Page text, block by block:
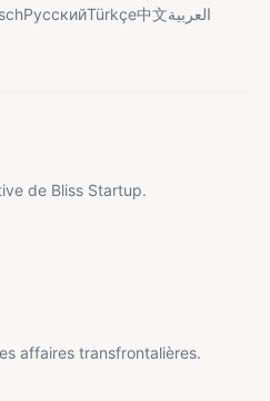
РусскийTürkçe中文العربية
de Bliss Startup.
affaires transfrontalières.